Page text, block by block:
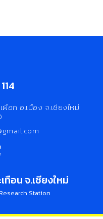
ผือก อ.เมือง จ.เชียงใหม่
อน จ.เชียงใหม่
Station